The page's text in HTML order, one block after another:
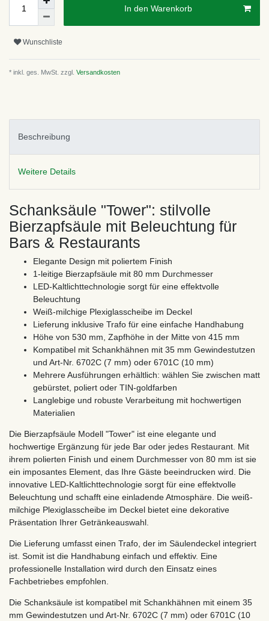
In den Warenkorb
Wunschliste
* inkl. ges. MwSt. zzgl. Versandkosten
Beschreibung
Weitere Details
Schanksäule "Tower": stilvolle
Bierzapfsäule mit Beleuchtung für
Bars & Restaurants
Elegante Design mit poliertem Finish
1-leitige Bierzapfsäule mit 80 mm Durchmesser
LED-Kaltlichttechnologie sorgt für eine effektvolle
Beleuchtung
Weiß-milchige Plexiglasscheibe im Deckel
Lieferung inklusive Trafo für eine einfache Handhabung
Höhe von 530 mm, Zapfhöhe in der Mitte von 415 mm
Kompatibel mit Schankhähnen mit 35 mm Gewindestutzen
und Art-Nr. 6702C (7 mm) oder 6701C (10 mm)
Mehrere Ausführungen erhältlich: wählen Sie zwischen matt
gebürstet, poliert oder TIN-goldfarben
Langlebige und robuste Verarbeitung mit hochwertigen
Materialien
Die Bierzapfsäule Modell "Tower" ist eine elegante und
hochwertige Ergänzung für jede Bar oder jedes Restaurant. Mit
ihrem polierten Finish und einem Durchmesser von 80 mm ist sie
ein imposantes Element, das Ihre Gäste beeindrucken wird. Die
innovative LED-Kaltlichttechnologie sorgt für eine effektvolle
Beleuchtung und schafft eine einladende Atmosphäre. Die weiß-
milchige Plexiglasscheibe im Deckel bietet eine dekorative
Präsentation Ihrer Getränkeauswahl.
Die Lieferung umfasst einen Trafo, der im Säulendeckel integriert
ist. Somit ist die Handhabung einfach und effektiv. Eine
professionelle Installation wird durch den Einsatz eines
Fachbetriebes empfohlen.
Die Schanksäule ist kompatibel mit Schankhähnen mit einem 35
mm Gewindestutzen und Art-Nr. 6702C (7 mm) oder 6701C (10